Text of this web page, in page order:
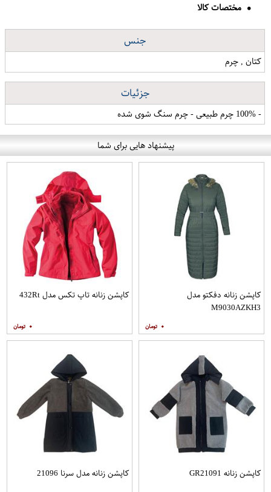
مختصات کالا
جنس
کتان , چرم
جزئیات
- 100% چرم طبیعی - چرم سنگ شوی شده
پیشنهاد هایی برای شما
کاپشن زنانه دفکتو مدل
M9030AZKH3
۰
کاپشن زنانه تاپ تکس مدل 432Rt
۰
کاپشن زنانه GR21091 کاپشن زنانه مدل سرنا 21096